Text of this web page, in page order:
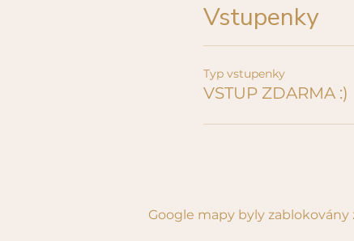
Vstupenky
Typ vstupenky
VSTUP ZDARMA :)
Google mapy byly